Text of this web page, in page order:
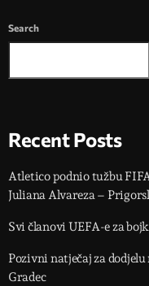
Search
Recent Posts
Atletico podnio tužbu
Juliana Alvareza –
Svi članovi UEFA-e za
Pozivni natječaj za
Gradec